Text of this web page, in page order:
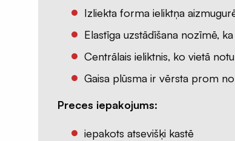
Izliekta forma ieliktņa
Elastīga uzstādīšana nozīmē,
Centrālais ieliktnis, ko vietā
Gaisa plūsma ir vērsta prom
Preces iepakojums:
iepakots atsevišķi kastē